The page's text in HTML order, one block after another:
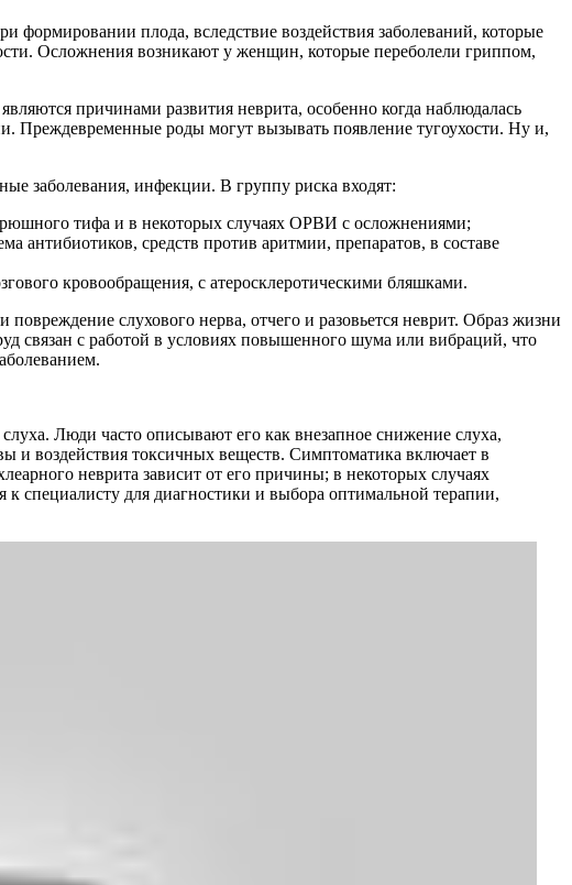
формировании плода, вследствие воздействия заболеваний, которые
Осложнения возникают у женщин, которые переболели гриппом,
причинами развития неврита, особенно когда наблюдалась
Преждевременные роды могут вызывать появление тугоухости. Ну и,
заболевания, инфекции. В группу риска входят:
тифа и в некоторых случаях ОРВИ с осложнениями;
антибиотиков, средств против аритмии, препаратов, в составе
кровообращения, с атеросклеротическими бляшками.
слухового нерва, отчего и разовьется неврит. Образ жизни
связан с работой в условиях повышенного шума или вибраций, что
Люди часто описывают его как внезапное снижение слуха,
воздействия токсичных веществ. Симптоматика включает в
неврита зависит от его причины; в некоторых случаях
специалисту для диагностики и выбора оптимальной терапии,